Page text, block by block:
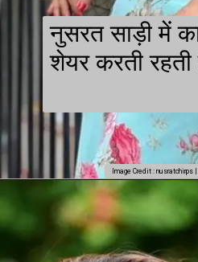
Image Credit : nusratchirps
नुसरत साड़ी में
शेयर करती रहती